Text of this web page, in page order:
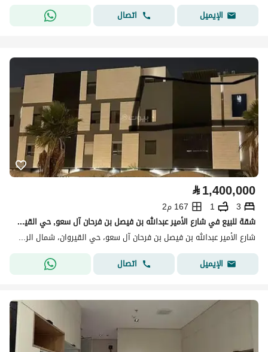
الإيميل
اتصال
⃁1,400,000
3
1
167 م2
شقة للبيع في شارع الأمير عبدالله بن فيصل بن فرحان آل سعو, حي القيروان, مدينة الرياض
شارع الأمير عبدالله بن فيصل بن فرحان آل سعو، حي القيروان، شمال الرياض، الرياض
الإيميل
اتصال